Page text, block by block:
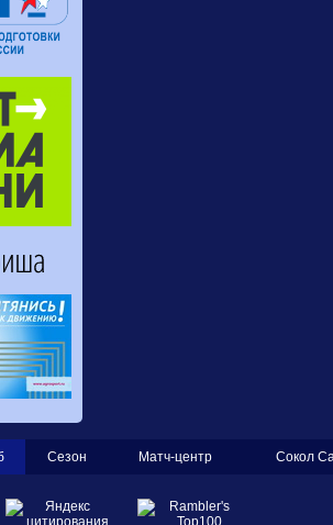
Сезон Матч-центр Сокол